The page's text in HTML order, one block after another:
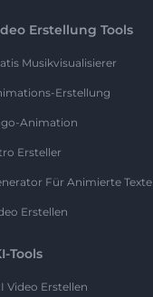
Erstellung Tools
Musikvisualisierer
Erstellung
Animation
Ersteller
Für Animierte Texte
Erstellen
Tools
Video Erstellen